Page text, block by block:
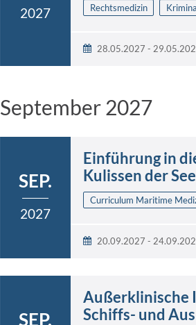
2027 Rechtsmedizin
28.05.2027 -
September 2027
SEP.
2027
Einführung in
Kulissen der
Curriculum Maritime
20.09.2027 -
SEP.
Außerklinische
Schiffs- und